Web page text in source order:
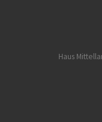
Haus